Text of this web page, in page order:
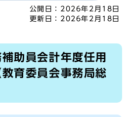
公開日： 2026年2月18日
更新日： 2026年2月18日
助員会計年度任用
育委員会事務局総